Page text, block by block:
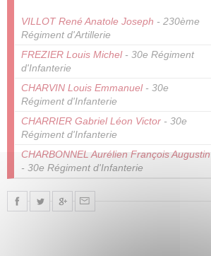
VILLOT René Anatole Joseph - 230ème
Régiment d'Artillerie
FREZIER Louis Michel- 30e Régiment
d'Infanterie
CHARVIN Louis Emmanuel- 30e
Régiment d'Infanterie
CHARRIER Gabriel Léon Victor - 30e
Régiment d'Infanterie
CHARBONNEL Aurélien François Augustin
- 30e Régiment d'Infanterie